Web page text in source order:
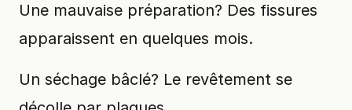
Une mauvaise préparation? Des fissures
apparaissent en quelques mois.
Un séchage bâclé? Le revêtement se